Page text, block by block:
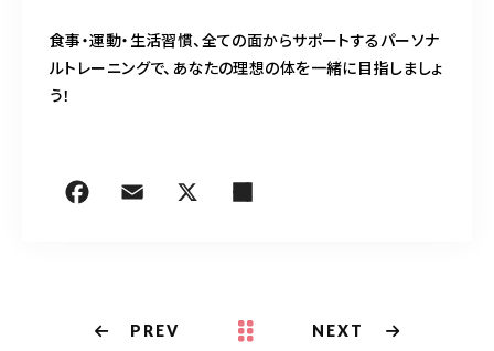
食事・運動・生活習慣、全ての面からサポートするパーソナ
ルトレーニングで、あなたの理想の体を一緒に目指しましょ
う！
PREV NEXT